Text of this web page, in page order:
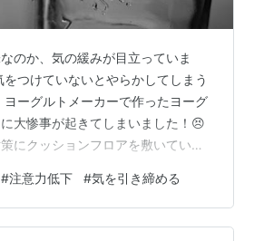
のか、気の緩みが目立っていま
つけていないとやらかしてしまう
ヨーグルトメーカーで作ったヨーグ
大惨事が起きてしまいました！😣
にクッションフロアを敷いていた
前から夫に、蓋が閉まっているか
れていたんです。 私はそんな事な
ど、今回のことで「確かに」と思
#注意力低下 #気を引き締める